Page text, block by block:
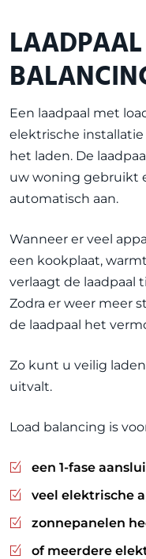
Een laadpaal met
elektrische
het laden. De
uw woning gebruikt
automatisch aan.
Wanneer er veel
een kookplaat,
verlaagt de laadpaal
Zodra er weer meer
de laadpaal het
Zo kunt u veilig
uitvalt.
Load balancing is
een 1-fase
veel elektrische
zonnepanelen
of meerdere